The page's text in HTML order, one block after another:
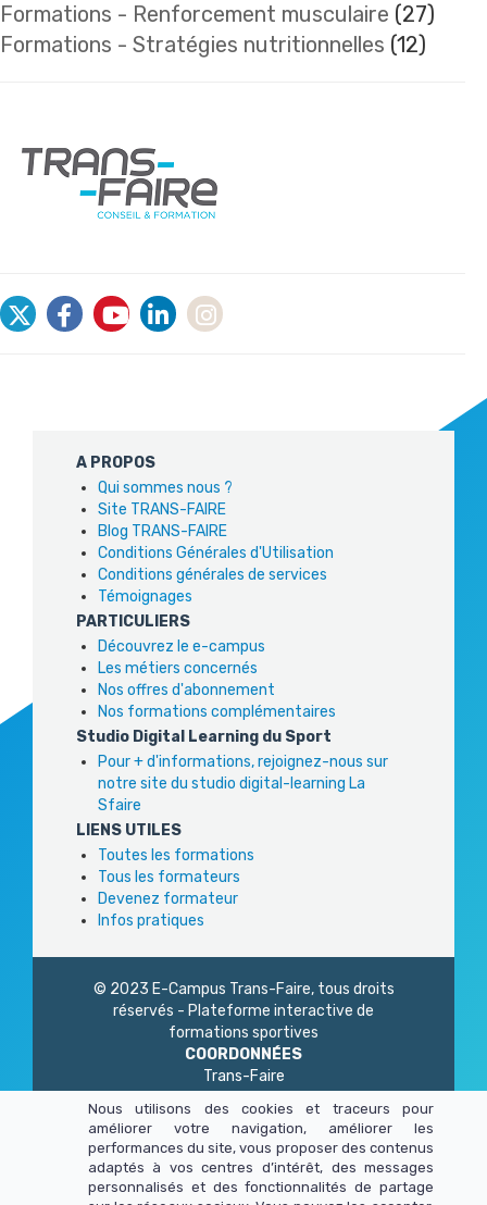
Formations - Renforcement musculaire (27)
Formations - Stratégies nutritionnelles (12)
A PROPOS
Qui sommes nous ?
Site TRANS-FAIRE
Blog TRANS-FAIRE
Conditions Générales d'Utilisation
Conditions générales de services
Témoignages
PARTICULIERS
Découvrez le e-campus
Les métiers concernés
Nos offres d'abonnement
Nos formations complémentaires
Studio Digital Learning du Sport
Pour + d'informations, rejoignez-nous sur
notre site du studio digital-learning La
Sfaire
LIENS UTILES
Toutes les formations
Tous les formateurs
Devenez formateur
Infos pratiques
© 2023 E-Campus Trans-Faire, tous droits
réservés - Plateforme interactive de
formations sportives
COORDONNÉES
Trans-Faire
75 020 Paris
01 45 23 83 87
Du lundi au vendredi
de 9h à 13h - 14h à 17h
Nous utilisons des cookies et traceurs pour
améliorer votre navigation, améliorer les
performances du site, vous proposer des contenus
adaptés à vos centres d’intérêt, des messages
personnalisés et des fonctionnalités de partage